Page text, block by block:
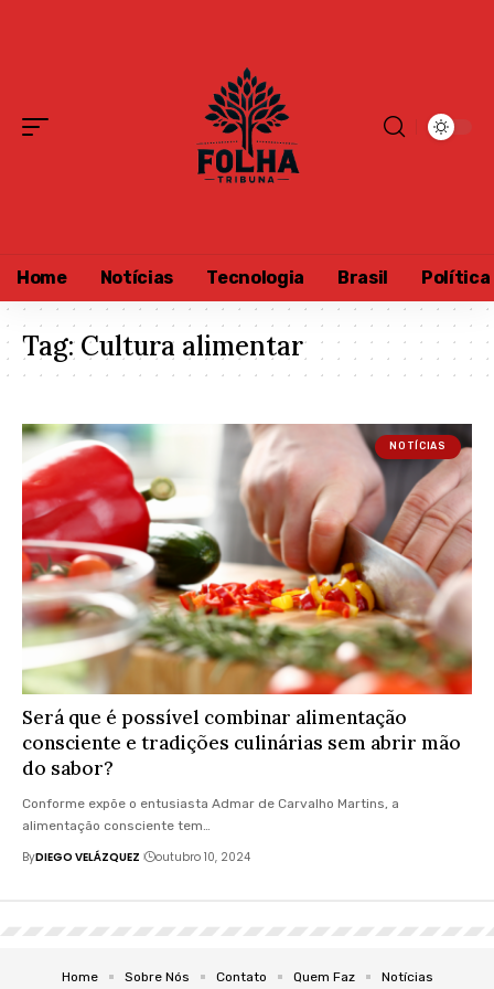
Home Notícias Tecnologia Brasil Política
Tag:Cultura alimentar
NOTÍCIAS
Será que é possível combinar alimentação
consciente e tradições culinárias sem abrir mão
do sabor?
Conforme expõe o entusiasta Admar de Carvalho Martins, a
alimentação consciente tem…
ByDIEGO VELÁZQUEZ outubro 10, 2024
Home Sobre Nós Contato Quem Faz Notícias